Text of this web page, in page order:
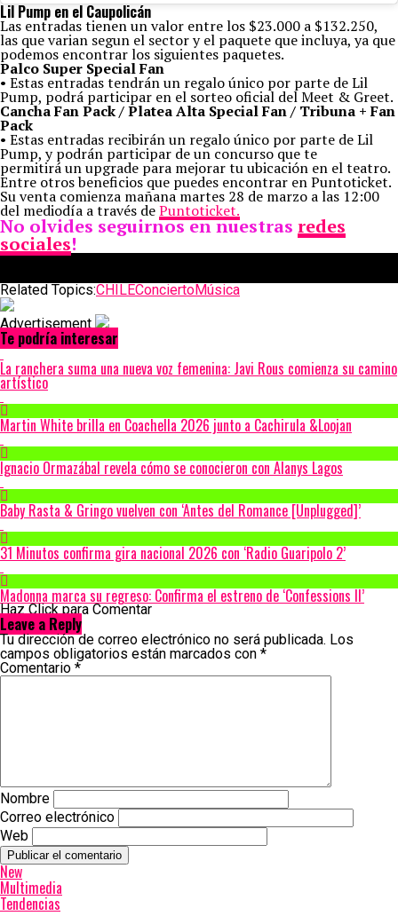
Lil Pump en el Caupolicán
Las entradas tienen un valor entre los $23.000 a $132.250,
las que varian segun el sector y el paquete que incluya, ya que
podemos encontrar los siguientes paquetes.
Palco Super Special Fan
• Estas entradas tendrán un regalo único por parte de Lil
Pump, podrá participar en el sorteo oficial del Meet & Greet.
Cancha Fan Pack / Platea Alta Special Fan / Tribuna + Fan
Pack
• Estas entradas recibirán un regalo único por parte de Lil
Pump, y podrán participar de un concurso que te
permitirá un upgrade para mejorar tu ubicación en el teatro.
Entre otros beneficios que puedes encontrar en Puntoticket.
Su venta comienza mañana martes 28 de marzo a las 12:00
del mediodía a través dePuntoticket.
No olvides seguirnos en nuestras redes
sociales!
Related Topics:CHILEConciertoMúsica
Advertisement
Te podría interesar
La ranchera suma una nueva voz femenina: Javi Rous comienza su camino
artístico
Martin White brilla en Coachella 2026 junto a Cachirula &Loojan
Ignacio Ormazábal revela cómo se conocieron con Alanys Lagos
Baby Rasta & Gringo vuelven con ‘Antes del Romance [Unplugged]’
31 Minutos confirma gira nacional 2026 con ‘Radio Guaripolo 2’
Madonna marca su regreso: Confirma el estreno de ‘Confessions II’
Haz Click para Comentar
Leave a Reply
Tu dirección de correo electrónico no será publicada. Los
campos obligatorios están marcados con *
Comentario *
Nombre
Correo electrónico
Web
New
Multimedia
Tendencias